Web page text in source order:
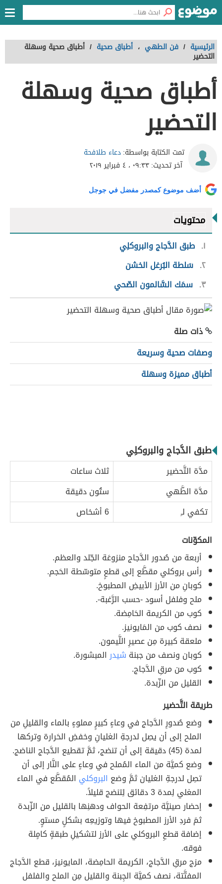
الرئيسية / فن الطهي ، أطباق صحية / أطباق صحية وسهلة
التحضير
أطباق صحية وسهلة
التحضير
تمت الكتابة بواسطة:دعاء طلافحة
آخر تحديث:٠٩:٣٣ ، ٤ فبراير ٢٠١٩
أضف موضوع كمصدر مفضل في جوجل
محتويات
١ طبق الدَّجاج والبروكلِي
٢ سَلطة البُرغل الخشن
٣ سمَك السَّالمون الصّحي
ذات صلة
وصفات صحية وسريعة
أطباق مميزة وسهلة
طبق الدَّجاج والبروكلِي
مدَّة التَّحضير
ثلاث ساعات
مدَّة الطَّهي
ستُون دقيقة
تكفي لـِ
6 أشخاص
المكوّنات
أربعة من صُدور الدَّجاج منزوعَة الجّلد والعظم.
رأس بروكلي مقطَّع إلى قطعٍ متوسّطة الحَجم.
كوبانِ من الأرز الأبيضِ المطبوخ.
ملح وفلفل أسود -حسب الرَّغبة-.
كوب من الكريمة الحَامِضة.
نصف كوب من المَايونيز.
ملعقة كبيرة مِن عصيرِ اللَّيمون.
كوبان ونصف من جبنة شيدرالمبشورة.
كوب من مرقِ الدَّجاج.
القليل من الزّبدة.
طريقة التَّحضير
وضع صُدورِ الدَّجاج في وعاءٍ كبيرٍ مملوءٍ بالماء والقليلِ من
الملح إلى أن يصِل لدرجةِ الغليانِ وخفضِ الحَرارة وتركها
لمدة (45) دقيقة إلى أن تنضج، ثمَّ تقطيع الدَّجاج الناضج.
وضع كميَّة من الماء المُملح في وعاءٍ على النَّار إلى أن
تصِل لدرجةِ الغليان ثمَّ وضع البروكلي المُقطَّع في الماء
المغلي لِمدة 3 دقائق لِتنضج قليلاً.
إحضار صينيَّة مرتفِعة الحواف ودهنِها بالقليل من الزّبدة
ثمَ فردِ الأرز المطبوخ فيها وتوزيعِه بشكلٍ مستوٍ.
إضافة قطعِ البروكلي على الأرز لتشكيلِ طبقةٍ كامٍلة
فوقه.
مزج مرقِ الدَّجاج، الكريمة الحامِضة، المايونيز، قطع الدَّجاج
المفتَّتة، نصف كميَّة الجِبنة والقليل مِن الملح والفلفل